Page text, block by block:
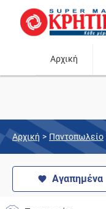
Αρχική
Αρχική > Παντοπωλείο
Αγαπημένα